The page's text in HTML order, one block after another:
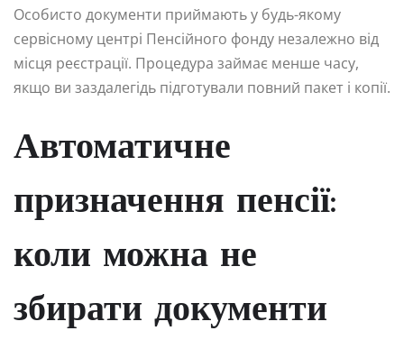
Особисто документи приймають у будь-якому
сервісному центрі Пенсійного фонду незалежно від
місця реєстрації. Процедура займає менше часу,
якщо ви заздалегідь підготували повний пакет і копії.
Автоматичне
призначення пенсії:
коли можна не
збирати документи